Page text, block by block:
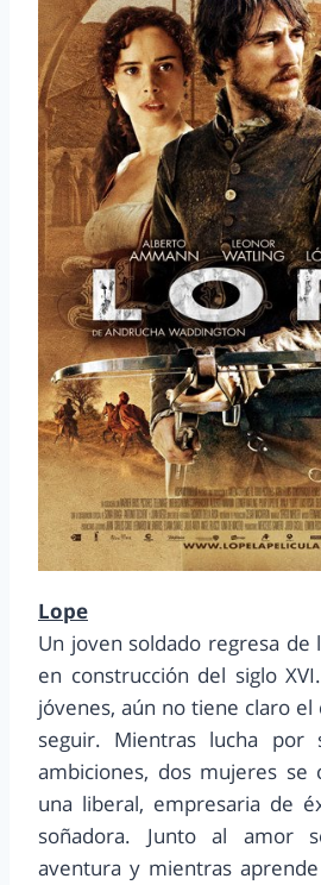
Lope
Un joven soldado regresa de
en construcción del siglo
jóvenes, aún no tiene claro
seguir. Mientras lucha por
ambiciones, dos mujeres se
una liberal, empresaria de
soñadora. Junto al amor
aventura y mientras